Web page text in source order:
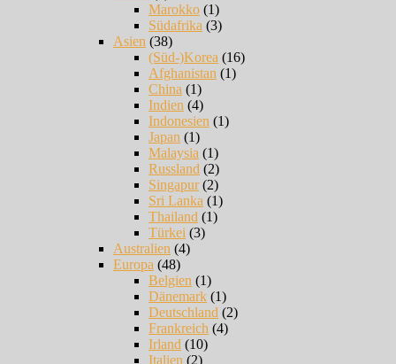
Marokko (1)
Südafrika (3)
Asien (38)
(Süd-)Korea (16)
Afghanistan (1)
China (1)
Indien (4)
Indonesien (1)
Japan (1)
Malaysia (1)
Russland (2)
Singapur(2)
Sri Lanka (1)
Thailand (1)
Türkei (3)
Australien (4)
Europa (48)
Belgien (1)
Dänemark (1)
Deutschland (2)
Frankreich (4)
Irland (10)
Italien (2)